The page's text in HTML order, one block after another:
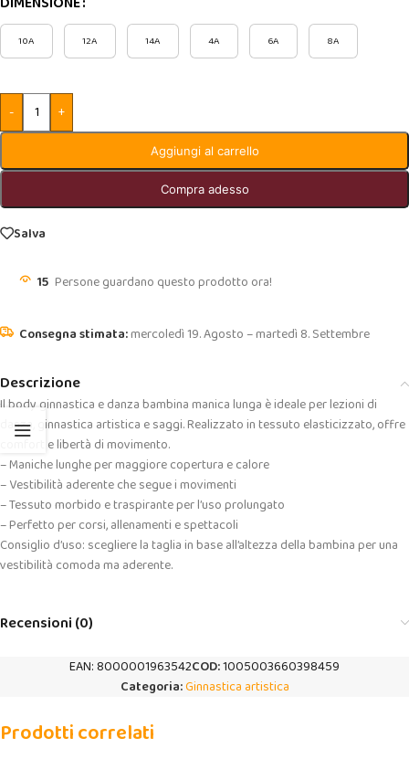
10A 12A 14A 4A 6A 8A
- +
Aggiungi al carrello
Compra adesso
Salva
15 Persone guardano questo prodotto ora!
mercoledì 19. Agosto – martedì 8. Settembre
Descrizione
Il body ginnastica e danza bambina manica lunga è ideale per lezioni di
danza, ginnastica artistica e saggi. Realizzato in tessuto elasticizzato, offre
comfort e libertà di movimento.
– Maniche lunghe per maggiore copertura e calore
– Vestibilità aderente che segue i movimenti
– Tessuto morbido e traspirante per l’uso prolungato
– Perfetto per corsi, allenamenti e spettacoli
Consiglio d’uso: scegliere la taglia in base all’altezza della bambina per una
vestibilità comoda ma aderente.
Recensioni (0)
EAN:8000001963542COD:1005003660398459
Categoria:Ginnastica artistica
Prodotti correlati